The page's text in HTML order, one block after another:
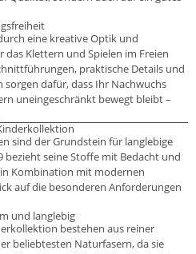
eine kreative Optik und
Klettern und Spielen im Freien
praktische Details und
dafür, dass Ihr Nachwuchs
uneingeschränkt bewegt bleibt –
sind der Grundstein für langlebige
bezieht seine Stoffe mit Bedacht und
Kombination mit modernen
auf die besonderen Anforderungen
und langlebig
bestehen aus reiner
beliebtesten Naturfasern, da sie